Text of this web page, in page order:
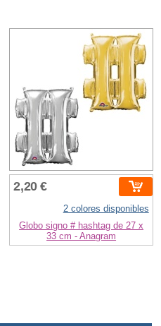
2,20 €
2 colores disponibles
Globo signo # hashtag de 27 x
33 cm - Anagram